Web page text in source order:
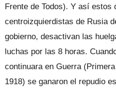
Frente de Todos). Y así estos
centroizquierdistas de Rusia
gobierno, desactivan las
luchas por las 8 horas.
continuara en Guerra
1918) se ganaron el repudio